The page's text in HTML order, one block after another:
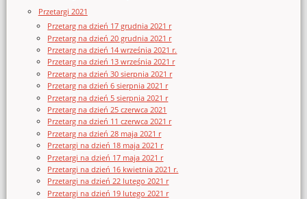
Przetargi 2021
Przetarg na dzień 17 grudnia 2021 r
Przetarg na dzień 20 grudnia 2021 r
Przetarg na dzień 14 września 2021 r.
Przetarg na dzień 13 września 2021 r
Przetarg na dzień 30 sierpnia 2021 r
Przetarg na dzień 6 sierpnia 2021 r
Przetarg na dzień 5 sierpnia 2021 r
Przetarg na dzień 25 czerwca 2021
Przetarg na dzień 11 czerwca 2021 r
Przetarg na dzień 28 maja 2021 r
Przetargi na dzień 18 maja 2021 r
Przetargi na dzień 17 maja 2021 r
Przetargi na dzień 16 kwietnia 2021 r.
Przetargi na dzień 22 lutego 2021 r
Przetargi na dzień 19 lutego 2021 r